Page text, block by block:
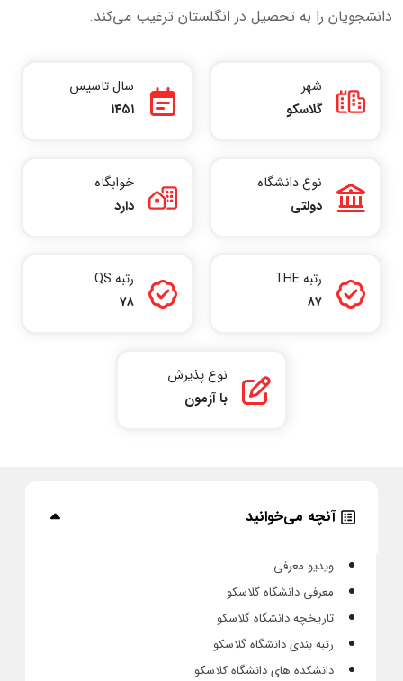
دانشجویان را به تحصیل در انگلستان ترغیب می‌کند.
شهر
گلاسکو
سال تاسیس
۱۴۵۱
نوع دانشگاه
دولتی
خوابگاه
دارد
رتبه THE
۸۷
رتبه QS
۷۸
نوع پذیرش
با آزمون
آنچه می‌خوانید
ویدیو معرفی
معرفی دانشگاه گلاسکو
تاریخچه دانشگاه گلاسکو
رتبه بندی دانشگاه گلاسکو
دانشکده های دانشگاه کلاسکو